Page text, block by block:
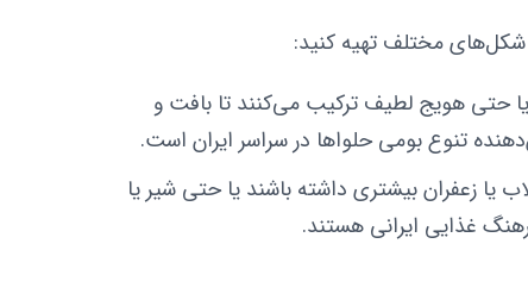
شکل‌های مختلف تهیه کنید:
حتی هویج لطیف ترکیب می‌کنند تا بافت و
تنوع بومی حلواها در سراسر ایران است.
زعفران بیشتری داشته باشند یا حتی شیر یا
غذایی ایرانی هستند.